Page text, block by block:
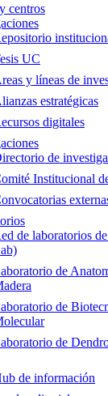
centros
UC
y líneas de
estratégicas
digitales
de
Institucional
de laboratorios
de
de
de
de información